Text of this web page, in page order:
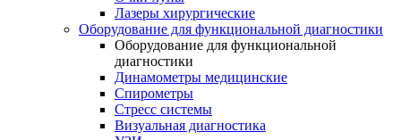
Лазеры хирургические
Оборудование для функциональной диагностики
Оборудование для функциональной
диагностики
Динамометры медицинские
Спирометры
Стресс системы
Визуальная диагностика